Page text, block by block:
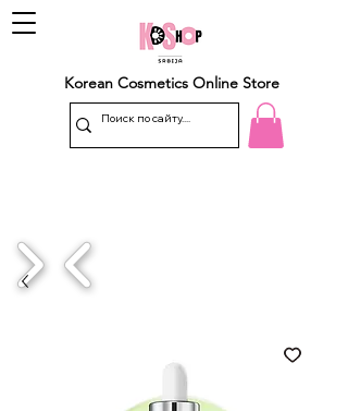
Korean Cosmetics Online Store